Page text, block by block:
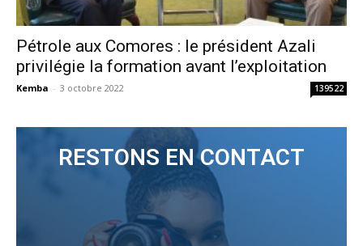
Pétrole aux Comores : le président Azali
privilégie la formation avant l’exploitation
Kemba - 3 octobre 2022 139522
RESTONS EN CONTACT